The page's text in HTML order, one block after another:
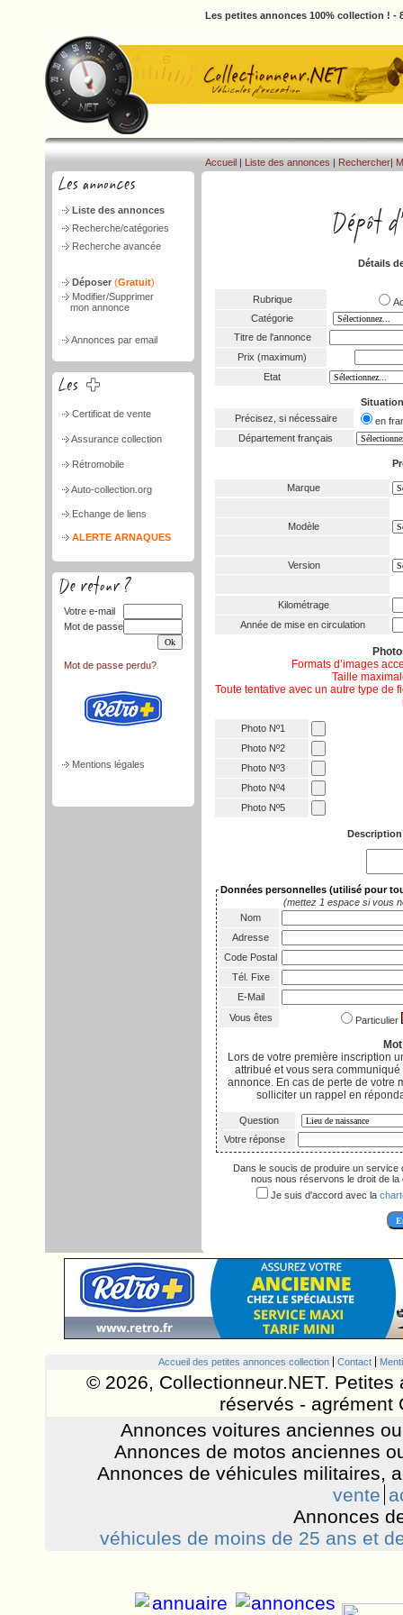
Les petites annonces 100% collection ! -
Liste des annonces
Recherche/catégories
Recherche avancée
Déposer (Gratuit)
Modifier/Supprimer
mon annonce
Annonces par email
Certificat de vente
Assurance collection
Rétromobile
Auto-collection.org
Echange de liens
ALERTE ARNAQUES
Votre e-mail
Mot de passe
Mot de passe perdu?
Mentions légales
Accueil | Liste des annonces | Rechercher|
Détails
Rubrique
Catégorie
Titre de l'annonce
Prix (maximum)
Etat
Précisez, si nécessaire
en
Département français
Marque
Modèle
Version
Kilométrage
Année de mise en circulation
Formats d’images
Taille
Toute tentative avec un autre type de
Photo Nº1
Photo Nº2
Photo Nº3
Photo Nº4
Photo Nº5
Données personnelles (utilisé pour
(mettez 1 espace si vous
Nom
Adresse
Code Postal
Tél. Fixe
E-Mail
Vous êtes
Particulier
Lors de votre première inscription
attribué et vous sera
annonce. En cas de perte de votre
solliciter un rappel en
Question
Votre réponse
Dans le soucis de produire un
nous nous réservons le droit de la
Je suis d'accord avec la
Accueil des petites annonces collection Contact
© 2026, Collectionneur.NET.
réservés - agrément
Annonces voitures anciennes
Annonces de motos anciennes
Annonces de véhicules militaires,
vente
Annonces
véhicules de moins de 25 ans et